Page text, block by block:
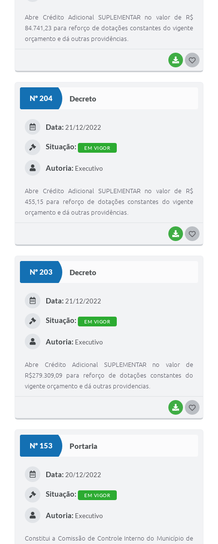
BAIXAR
Abre Crédito Adicional SUPLEMENTAR no valor de R$
84.741,23 para reforço de dotações constantes do vigente
orçamento e dá outras providências.
Nº 204 Decreto
BAIXAR
Data: 21/12/2022
Situação: EM VIGOR
Autoria: Executivo
Abre Crédito Adicional SUPLEMENTAR no valor de R$
455,15 para reforço de dotações constantes do vigente
orçamento e dá outras providências.
Nº 203 Decreto
BAIXAR
Data: 21/12/2022
Situação: EM VIGOR
Autoria: Executivo
Abre Crédito Adicional SUPLEMENTAR no valor de
R$279.309,09 para reforço de dotações constantes do
vigente orçamento e dá outras providencias.
Nº 153 Portaria
Data: 20/12/2022
Situação: EM VIGOR
Autoria: Executivo
Constitui a Comissão de Controle Interno do Município de